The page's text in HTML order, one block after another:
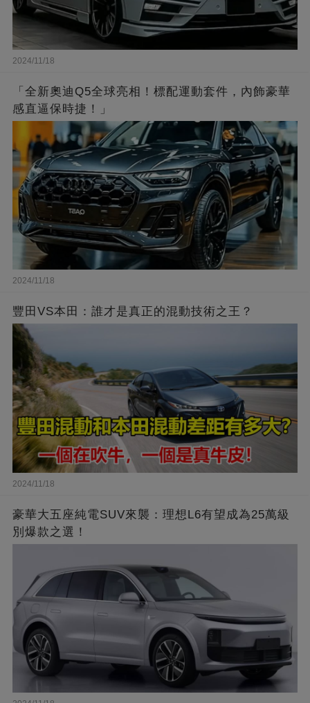
2024/11/18
「全新奧迪Q5全球亮相！標配運動套件，內飾豪華
感直逼保時捷！」
2024/11/18
豐田VS本田：誰才是真正的混動技術之王？
2024/11/18
豪華大五座純電SUV來襲：理想L6有望成為25萬級
別爆款之選！